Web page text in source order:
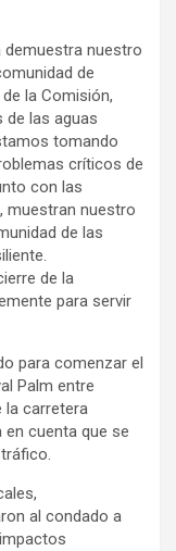
demuestra nuestro
de
la Comisión,
de las aguas
tomando
críticos de
con las
muestran nuestro
de las
de la
para servir
para comenzar el
Palm entre
la carretera
en cuenta que se
al condado a